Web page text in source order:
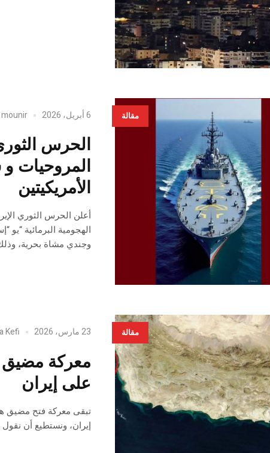
مقالة 6 أبريل، 2026 mounir
الحرس
المروحيات و
الأمريكيتين
أعلن الحرس الثوري
وجندي مشاة بحرية، وذلك ضمن الموجة 98
مقالة 23 مارس، 2026 Kefi
معركة
على إيران
تبقى معركة فتح مضيق
إيران، ونستطيع أن